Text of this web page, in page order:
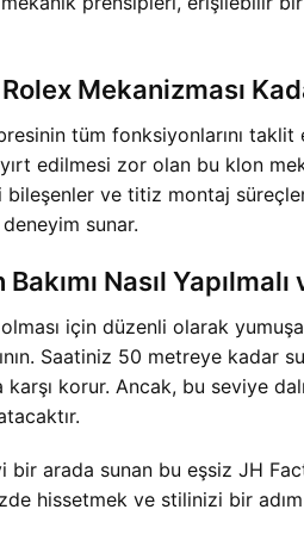
Mekanizması
tüm fonksiyonlarını
edilmesi zor olan bu klon
ve titiz montaj
sunar.
Nasıl
için düzenli olarak
Saatiniz 50 metreye
korur. Ancak, bu seviye
arada sunan bu eşsiz JH
hissetmek ve stilinizi bir